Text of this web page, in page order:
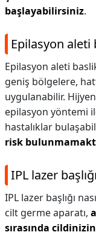
başlayabilirsiniz.
Epilasyon aleti
Epilasyon aleti
geniş bölgelere,
uygulanabilir.
epilasyon yöntemi
hastalıklar
risk
IPL lazer
IPL lazer başlığı
cilt germe aparatı,
sırasında